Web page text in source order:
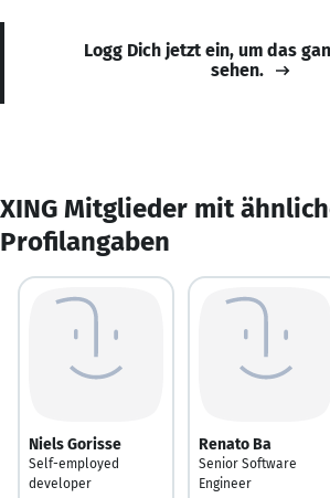
Logg Dich jetzt ein, um das
sehen.
XING Mitglieder mit
Profilangaben
Niels Gorisse
Self-employed
developer
Renato Ba
Senior Software
Engineer